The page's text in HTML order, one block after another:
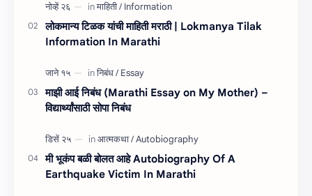
लोकमान्य टिळक यांची माहिती मराठी | Lokmanya Tilak
Information In Marathi
माझी आई निबंध (Marathi Essay on My Mother) –
विद्यार्थ्यांसाठी सोपा निबंध
मी भूकंप बळी बोलत आहे Autobiography Of A
Earthquake Victim In Marathi